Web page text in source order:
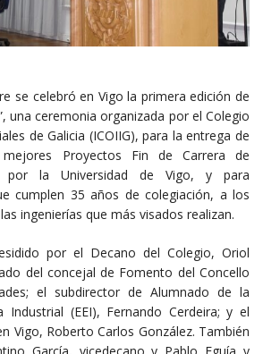
se celebró en Vigo la primera edición de
una ceremonia organizada por el Colegio
de Galicia (ICOIIG), para la entrega de
Proyectos Fin de Carrera de
por la Universidad de Vigo, y para
cumplen 35 años de colegiación, a los
ingenierías que más visados realizan.
por el Decano del Colegio, Oriol
del concejal de Fomento del Concello
el subdirector de Alumnado de la
Industrial (EEI), Fernando Cerdeira; y el
Vigo, Roberto Carlos González. También